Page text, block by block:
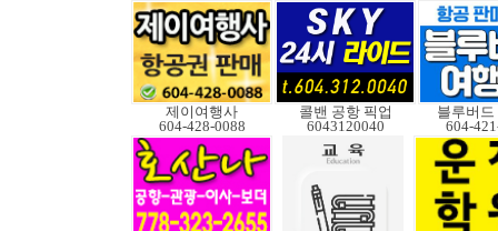
제이여행사
604-428-0088
콜밴 공항 픽업
6043120040
블루버드
604-